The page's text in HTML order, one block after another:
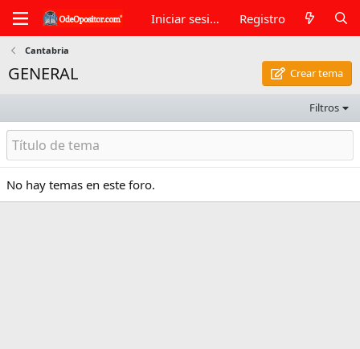
Iniciar sesión Registro
Cantabria
GENERAL Crear tema
Filtros
No hay temas en este foro.